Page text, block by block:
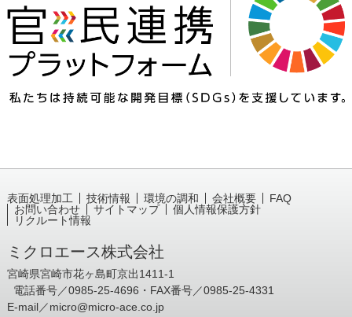
表面処理加工 技術情報 環境の調和 会社概要
FAQ
お問い合わせ
サイトマップ
個人情報保護方針
リクルート情報
ミクロエース株式会社
宮崎県宮崎市花ヶ島町京出1411-1
電話番号／0985-25-4696・FAX番号／0985-25-4331
E-mail／micro@micro-ace.co.jp